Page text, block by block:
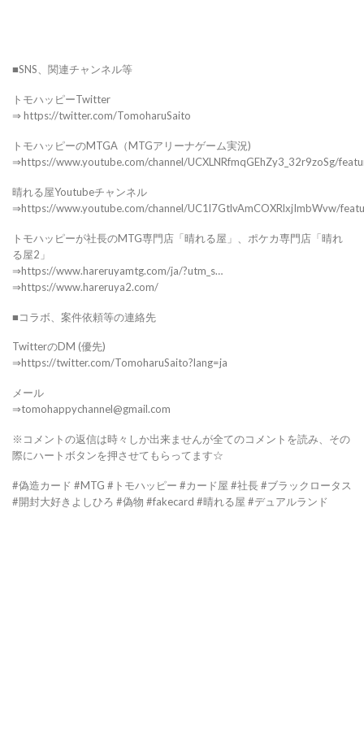
■SNS、関連チャンネル等
トモハッピーTwitter
⇒ https://twitter.com/TomoharuSaito
トモハッピーのMTGA（MTGアリーナゲーム実況)
⇒https://www.youtube.com/channel/UCXLNRfmqGEhZy3_32r9zoSg/
晴れる屋Youtubeチャンネル
⇒https://www.youtube.com/channel/UC1l7GtlvAmCOXRlxjImbWvw/
トモハッピーが社長のMTG専門店「晴れる屋」、ポケカ専門店「晴れ
る屋2」
⇒https://www.hareruyamtg.com/ja/?utm_s…
⇒https://www.hareruya2.com/
■コラボ、案件依頼等の連絡先
TwitterのDM (優先)
⇒https://twitter.com/TomoharuSaito?lang=ja
メール
⇒tomohappychannel@gmail.com
※コメントの返信は時々しか出来ませんが全てのコメントを読み、その
際にハートボタンを押させてもらってます☆
#偽造カード #MTG #トモハッピー #カード屋 #社長 #ブラックロータス
#開封大好きよしひろ #偽物 #fakecard #晴れる屋 #デュアルランド